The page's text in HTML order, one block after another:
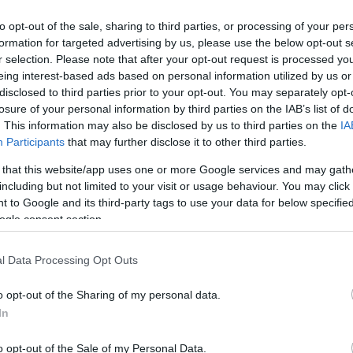
opt-out of the sale, sharing to third parties, or processing of your
for targeted advertising by us, please use the below opt-out
selection. Please note that after your opt-out request is processed
interest-based ads based on personal information utilized by us
to third parties prior to your opt-out. You may separately
of your personal information by third parties on the IAB’s list of
This information may also be disclosed by us to third parties on the
Participants that may further disclose it to other third parties.
that this website/app uses one or more Google services and may
but not limited to your visit or usage behaviour. You may
to Google and its third-party tags to use your data for below
consent section.
Data Processing Opt Outs
opt-out of the Sharing of my personal data.
opt-out of the Sale of my Personal Data.
nyárrá változtatta át.
már elvonult a köd
az óceán szívébe.
győztes koszorú,
csorba fegyverünk,
víg vacsora lett
páncélos paripán,